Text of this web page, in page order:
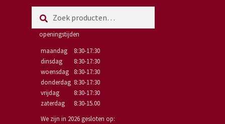
naar:
openingstijden
maandag
8:30-17:30
dinsdag
8:30-17:30
woensdag
8:30-17:30
donderdag 8:30-17:30
vrijdag
8:30-17:30
zaterdag
8:30-15.00
We zijn in 2026 gesloten op: